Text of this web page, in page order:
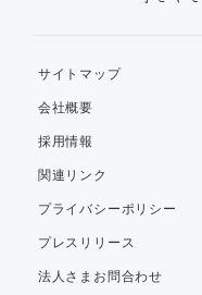
サイトマップ
会社概要
採用情報
関連リンク
プライバシーポリシー
プレスリリース
法人さまお問合わせ